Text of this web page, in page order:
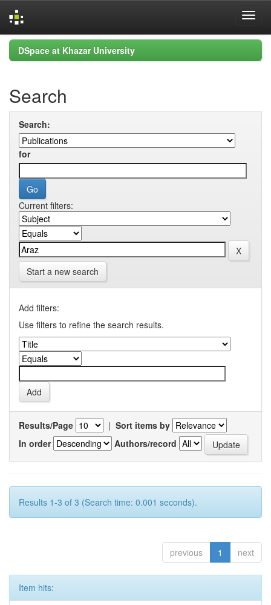
Skip
navigation
DSpace at Khazar University
Search
Search:
for
Current filters:
Start a new search
Add filters:
Use filters to refine the search results.
Results/Page | Sort items by
In order
Authors/record
Results 1-3 of 3 (Search time: 0.001 seconds).
previous 1 next
Item hits: